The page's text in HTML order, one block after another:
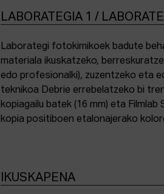
LABORATEGIA 1 /
Laborategi fotokimikoek badute
materiala ikuskatzeko,
edo profesionalki), zuzentzeko eta
teknikoa Debrie errebelatzeko bi
kopiagailu batek (16 mm) eta
kopia positiboen etalonajerako
IKUSKAPENA